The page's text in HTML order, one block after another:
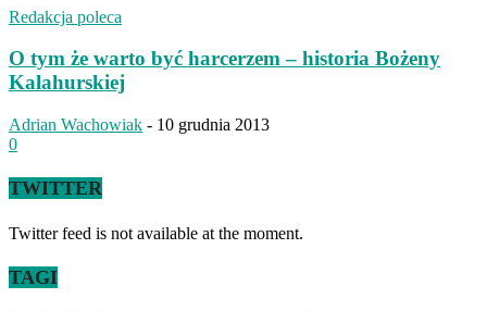
Redakcja poleca
O tym że warto być harcerzem – historia Bożeny
Kalahurskiej
Adrian Wachowiak - 10 grudnia 2013
0
TWITTER
Twitter feed is not available at the moment.
TAGI